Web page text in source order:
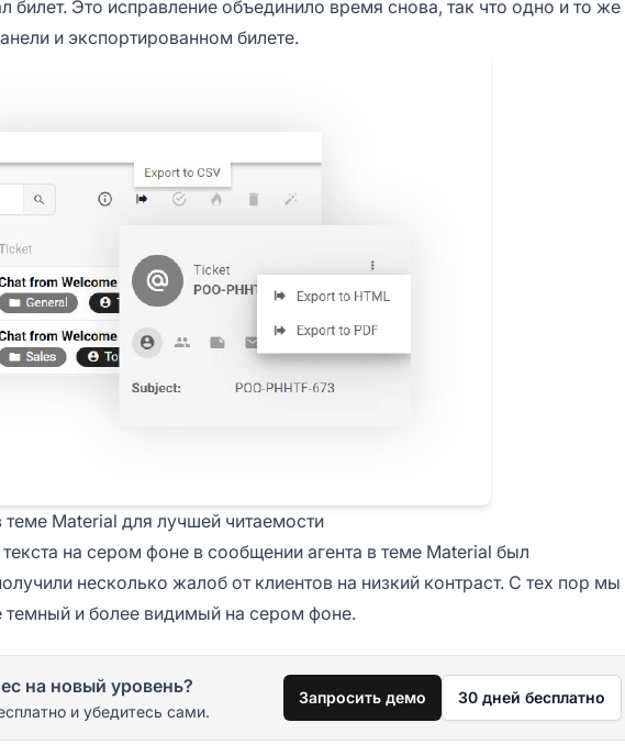
билет. Это исправление объединило время снова, так что одно и то же
и экспортированном билете.
Material для лучшей читаемости
на сером фоне в сообщении агента в теме Material был
несколько жалоб от клиентов на низкий контраст. С тех пор мы
темный и более видимый на сером фоне.
на новый уровень?
и убедитесь сами.
Запросить демо 30 дней бесплатно